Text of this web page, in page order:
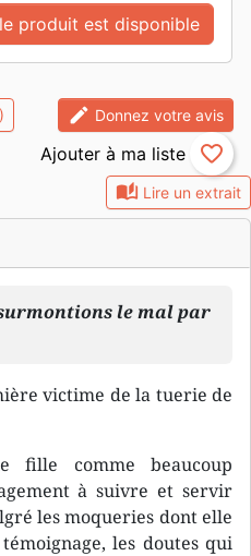
auto_stories Lire un extrait
le mal par
victime de la tuerie de
fille comme beaucoup
à suivre et servir
les moqueries dont elle
les doutes qui
produit est disponible
edit Donnez votre avis
favorite_border